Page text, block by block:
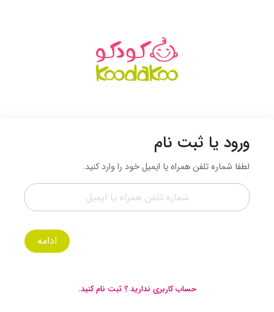
ورود یا ثبت نام
لطفا شماره تلفن همراه یا ایمیل خود را وارد کنید.
ادامه
حساب کاربری ندارید ؟ ثبت نام کنید.